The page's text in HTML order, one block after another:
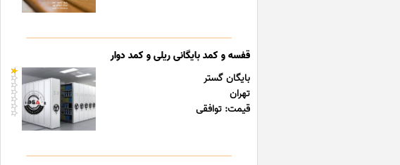
قفسه و کمد بایگانی ریلی و کمد دوار
بایگان گستر
تهران
قیمت: توافقی